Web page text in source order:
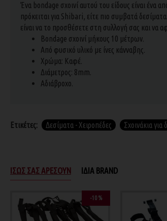
Ένα bondage σχοινί αυτού του είδους είναι ένα
πρόκειται για Shibari, είτε πιο συμβατά
είναι να το προσθέσετε στη συλλογή σας και να
Bondage σχοινί μήκους 10 μέτρων.
Από φυσικό υλικό με ίνες κάνναβης.
Χρώμα: Καφέ.
Διάμετρος: 8mm.
Αδιάβροχο.
Ετικέτες: Δεσίματα - Χειροπέδες Σχοινάκια για
ΊΣΩΣ ΣΑΣ ΑΡΈΣΟΥΝ ΊΔΙΑ BRAND
-10 %